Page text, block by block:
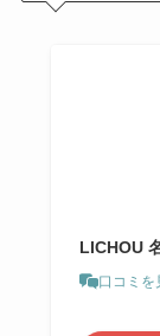
LICHOU
口コミを